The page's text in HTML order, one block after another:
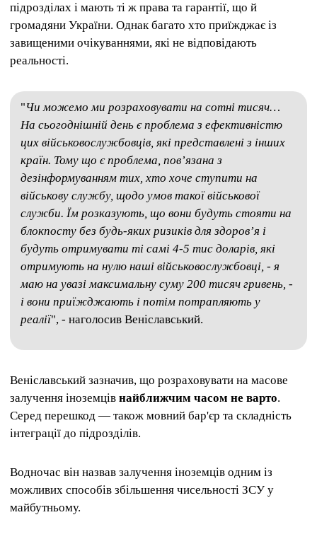
підрозділах і мають ті ж права та гарантії, що й
громадяни України. Однак багато хто приїжджає із
завищеними очікуваннями, які не відповідають
реальності.
"Чи можемо ми розраховувати на сотні тисяч…
На сьогоднішній день є проблема з ефективністю
цих військовослужбовців, які представлені з інших
країн. Тому що є проблема, пов’язана з
дезінформуванням тих, хто хоче ступити на
військову службу, щодо умов такої військової
служби. Їм розказують, що вони будуть стояти на
блокпосту без будь-яких ризиків для здоров’я і
будуть отримувати ті самі 4-5 тис доларів, які
отримують на нулю наші військовослужбовці, - я
маю на увазі максимальну суму 200 тисяч гривень, -
і вони приїжджають і потім потрапляють у
реалії", - наголосив Веніславський.
Веніславський зазначив, що розраховувати на масове
залучення іноземців найближчим часом не варто.
Серед перешкод — також мовний бар'єр та складність
інтеграції до підрозділів.
Водночас він назвав залучення іноземців одним із
можливих способів збільшення чисельності ЗСУ у
майбутньому.